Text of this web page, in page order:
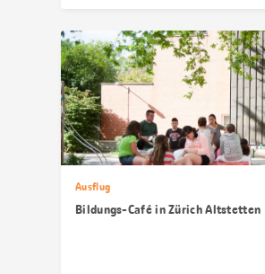
Ausflug
Bildungs-Café in Zürich Altstetten